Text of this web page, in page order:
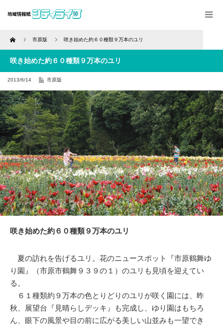
Home 市原版 咲き始めた約６０種類９万本のユリ
咲き始めた約６０種類９万本のユリ
2013/6/14 市原版
咲き始めた約６０種類９万本のユリ
夏の訪れを告げるユリ。花のニュースポット『市原鶴舞ゆ
り園』（市原市鶴舞９３９の１）のユリも見頃を迎えてい
る。
６１種類約９万本の色とりどりのユリが咲く園には、昨
秋、展望台『見晴らしデッキ』も完成し、ゆり園はもちろ
ん、眼下の風景や目の前に広がる美しい山並みも一望でき